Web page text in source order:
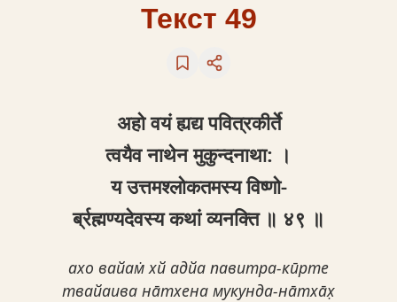
Текст 49
अहो वयं ह्यद्य पवित्रकीर्ते
त्वयैव नाथेन मुकुन्दनाथा: ।
य उत्तमश्लोकतमस्य विष्णो-
र्ब्रह्मण्यदेवस्य कथां व्यनक्ति ॥ ४९ ॥
ахо вайам̇ хй адйа павитра-кӣрте
твайаива на̄тхена мукунда-на̄тха̄х̣